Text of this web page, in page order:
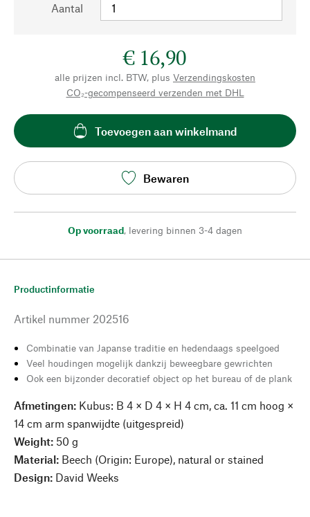
Aantal
€ 16,90
alle prijzen incl. BTW, plus Verzendingskosten
CO₂-gecompenseerd verzenden met DHL
Toevoegen aan winkelmand
Bewaren
Op voorraad, levering binnen 3-4 dagen
Productinformatie
Artikel nummer 202516
Combinatie van Japanse traditie en hedendaags speelgoed
Veel houdingen mogelijk dankzij beweegbare gewrichten
Ook een bijzonder decoratief object op het bureau of de plank
Afmetingen: Kubus: B 4 × D 4 × H 4 cm, ca. 11 cm hoog ×
14 cm arm spanwijdte (uitgespreid)
Weight: 50 g
Material: Beech (Origin: Europe), natural or stained
Design: David Weeks